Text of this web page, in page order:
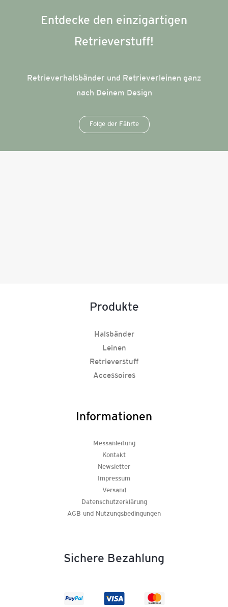
Entdecke den einzigartigen
Retrieverstuff!
Retrieverhalsbänder und Retrieverleinen ganz
nach Deinem Design
Folge der Fährte
Produkte
Halsbänder
Leinen
Retrieverstuff
Accessoires
Informationen
Messanleitung
Kontakt
Newsletter
Impressum
Versand
Datenschutzerklärung
AGB und Nutzungsbedingungen
Sichere Bezahlung